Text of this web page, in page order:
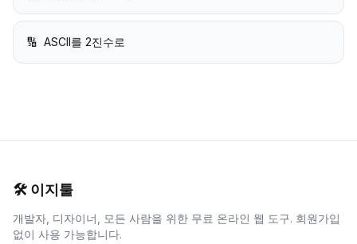
🔢 ASCII를 2진수로
🛠️ 이지툴
개발자, 디자이너, 모든 사람을 위한 무료 온라인 웹 도구. 회원가입
없이 사용 가능합니다.